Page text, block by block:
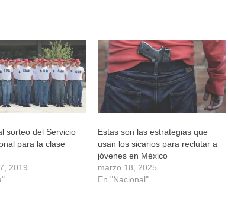
sorteo del Servicio
para la clase
2019
Estas son las estrategias que
usan los sicarios para reclutar a
jóvenes en México
marzo 18, 2025
En "Nacional"